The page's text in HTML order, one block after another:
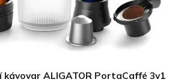
kávovar ALIGATOR PortaCaffé 3v1